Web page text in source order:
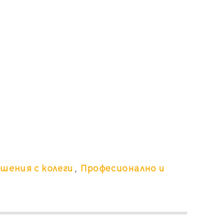
с колеги , Професионално и